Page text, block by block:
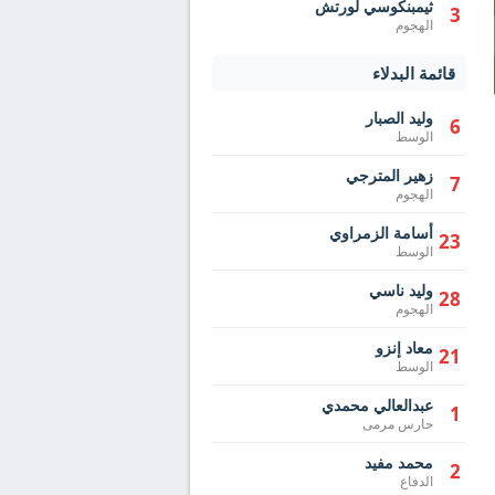
3 ثيمبنكوسي لورتش
الهجوم
قائمة البدلاء
6 وليد الصبار
الوسط
7 زهير المترجي
الهجوم
23 أسامة الزمراوي
الوسط
28 وليد ناسي
الهجوم
21 معاد إنزو
الوسط
1 عبدالعالي محمدي
حارس مرمى
2 محمد مفيد
الدفاع